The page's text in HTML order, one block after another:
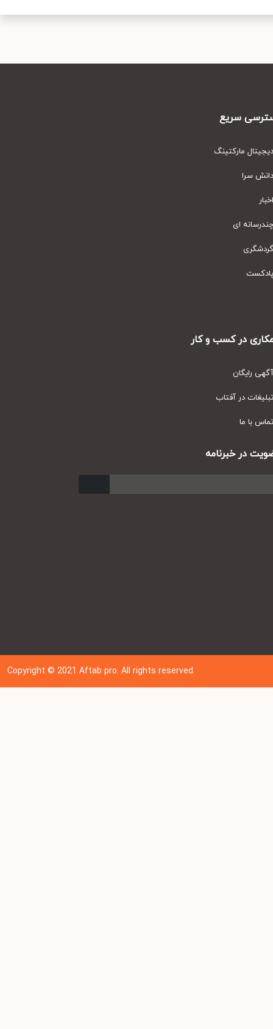
سریع
مارکتینگ
سرا
ای
در کسب و کار
رایگان
در آفتاب
با ما
در خبرنامه
Copyright © 202 1Aftab pro. All rights reserved.